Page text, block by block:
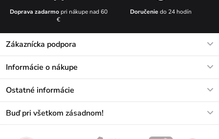
Doprava zadarmopri nákupe nad 60
€
Doručenie do 24 hodín
Zákaznícka podpora
info@vuch.sk
Informácie o nákupe
Materiály a údržba
Ostatné informácie
Darčekové poukazy
Buď pri všetkom zásadnom!